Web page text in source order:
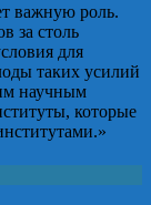
важную роль.
за столь
для
таких усилий
научным
которые